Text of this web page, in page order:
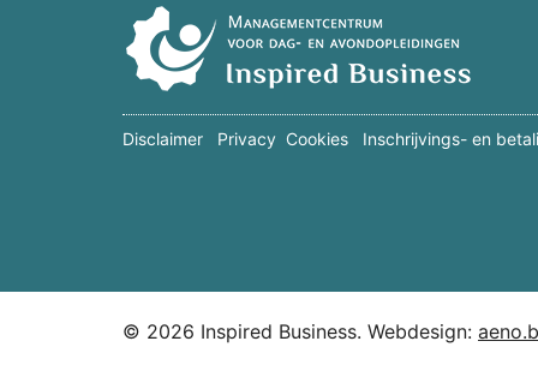
Disclaimer Privacy Cookies Inschrijvings- en
© 2026 Inspired Business. Webdesign: